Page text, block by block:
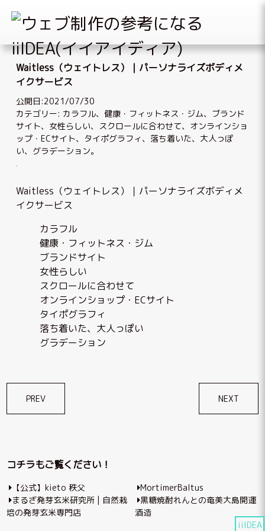
Skip
content
iiIDEA
Waitless（ウェイトレス）｜パーソナライズボディメ
イクサービス
公開日:2021/07/30
カテゴリー: カラフル、健康・フィットネス・ジム、 ブランド
サイト、 女性らしい、 スクロールに合わせて、 オンラインショ
ップ・ECサイト、 タイポグラフィ、 落ち着いた、大人っぽ
い、 グラデーション。
Waitless（ウェイトレス）｜パーソナライズボディメ
イクサービス
カラフル
健康・フィットネス・ジム
ブランドサイト
女性らしい
スクロールに合わせて
オンラインショップ・ECサイト
タイポグラフィ
落ち着いた、大人っぽい
グラデーション
稿
ゲ
ー
シ
PREV NEXT
コチラもご覧ください！
【公式】kieto 秩父
MortimerBaltus
まるざ発芽玄米研究所 | 自然栽
培の発芽玄米専門店
黒糖焼酎れんとの奄美大島開運
酒造